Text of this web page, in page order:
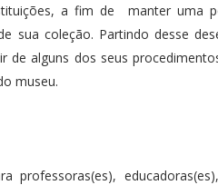
a fim de manter uma
sua coleção. Partindo desse
de alguns dos seus
museu.
professoras(es),